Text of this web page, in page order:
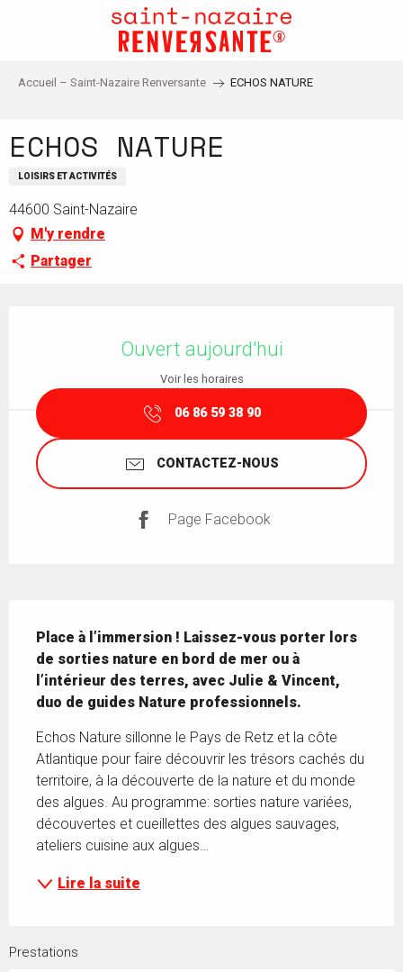
principal
Accueil – Saint-Nazaire Renversante ECHOS NATURE
ECHOS NATURE
LOISIRS ET ACTIVITÉS
44600 Saint-Nazaire
M'y rendre
Partager
Ouvert aujourd'hui
Voir les horaires
06 86 59 38 90
CONTACTEZ-NOUS
Page Facebook
Place à l’immersion ! Laissez-vous porter lors
de sorties nature en bord de mer ou à
l’intérieur des terres, avec Julie & Vincent,
duo de guides Nature professionnels.
Echos Nature sillonne le Pays de Retz et la côte
Atlantique pour faire découvrir les trésors cachés du
territoire, à la découverte de la nature et du monde
des algues. Au programme: sorties nature variées,
découvertes et cueillettes des algues sauvages,
ateliers cuisine aux algues…
Lire la suite
Prestations